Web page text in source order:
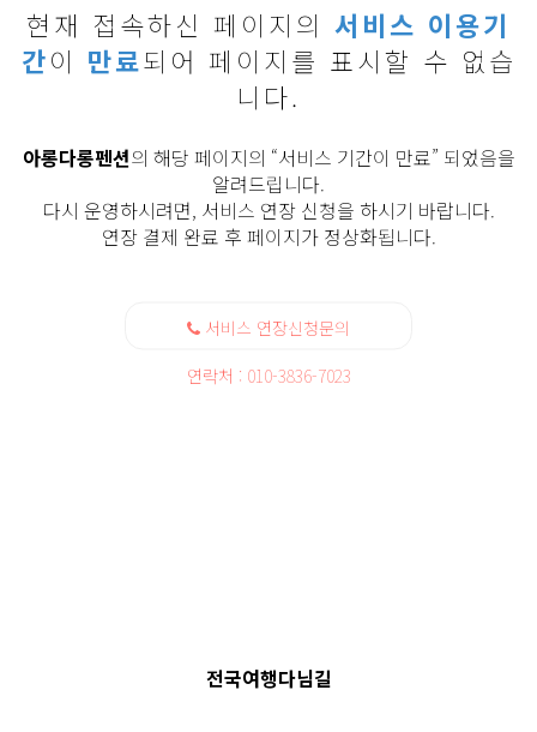
현재 접속하신 페이지의 서비스 이용기
간이 만료되어 페이지를 표시할 수 없습
니다.
아롱다롱펜션의 해당 페이지의 “서비스 기간이 만료” 되었음을
알려드립니다.
다시 운영하시려면, 서비스 연장 신청을 하시기 바랍니다.
연장 결제 완료 후 페이지가 정상화됩니다.
서비스 연장신청문의
연락처 : 010-3836-7023
전국여행다님길